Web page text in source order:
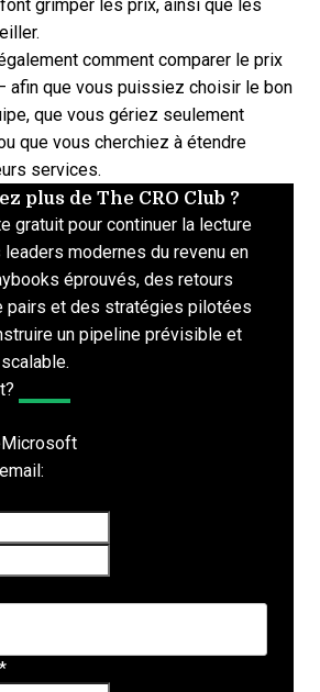
grimper les prix, ainsi que les
comment comparer le prix
afin que vous puissiez choisir le bon
que vous gériez seulement
que vous cherchiez à étendre
services.
plus de The CRO Club ?
gratuit pour continuer la lecture
modernes du revenu en
éprouvés, des retours
pairs et des stratégies pilotées
un pipeline prévisible et
Microsoft
*